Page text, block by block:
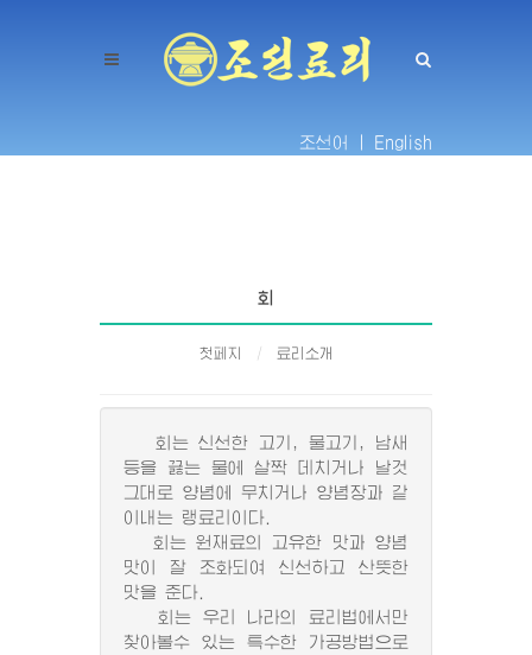
조선어 | English
회
첫페지 료리소개
회는 신선한 고기, 물고기, 남새
등을 끓는 물에 살짝 데치거나 날것
그대로 양념에 무치거나 양념장과 같
이내는 랭료리이다.
회는 원재료의 고유한 맛과 양념
맛이 잘 조화되여 신선하고 산뜻한
맛을 준다.
회는 우리 나라의 료리법에서만
찾아볼수 있는 특수한 가공방법으로